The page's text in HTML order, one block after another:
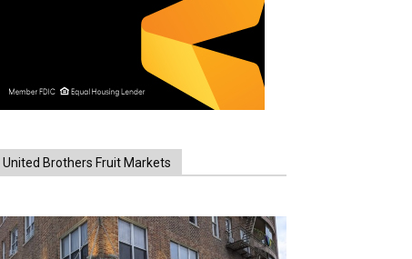
United Brothers Fruit Markets